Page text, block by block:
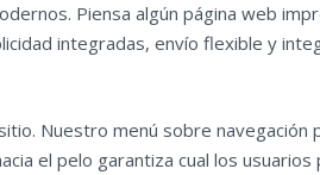
Piensa algún página web
integradas, envío flexible y
Nuestro menú sobre navegación
el pelo garantiza cual los usuarios